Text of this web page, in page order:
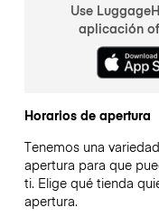
Use
aplicación
Horarios de apertura
Tenemos una
apertura para que
ti. Elige qué tienda
apertura.